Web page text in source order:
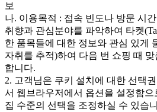
보
나. 이용목적 : 접속 빈도나 방문 시
취향과 관심분야를 파악하여 타켓
한 품목들에 대한 정보와 관심 있게
자취를 추적)하여 다음 번 쇼핑 때
합니다.
2. 고객님은 쿠키 설치에 대한 선택
서 웹브라우저에서 옵션을 설정함
집 수준의 선택을 조정하실 수 있습